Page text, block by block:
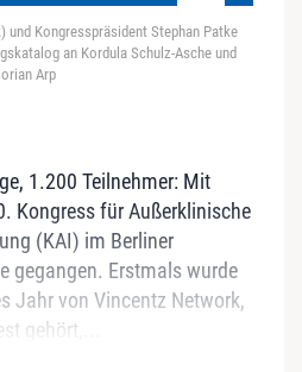
und Kongresspräsident Stephan Patke
an Kordula Schulz-Asche und
Arp
1.200 Teilnehmer: Mit
Kongress für Außerklinische
(KAI) im Berliner
gegangen. Erstmals wurde
Jahr von Vincentz Network,
gehört,...